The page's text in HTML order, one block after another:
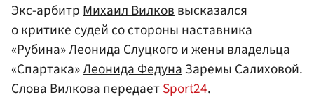
Экс-арбитрМихаил Вилковвысказался
о критике судей со стороны наставника
«Рубина» Леонида Слуцкого и жены владельца
«Спартака»Леонида ФедунаЗаремы Салиховой.
Слова Вилкова передаетSport24.